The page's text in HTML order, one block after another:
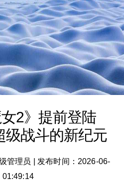
女2》提前登陆
级战斗的新纪元
管理员
发布时间：2026-06-
01:49:14